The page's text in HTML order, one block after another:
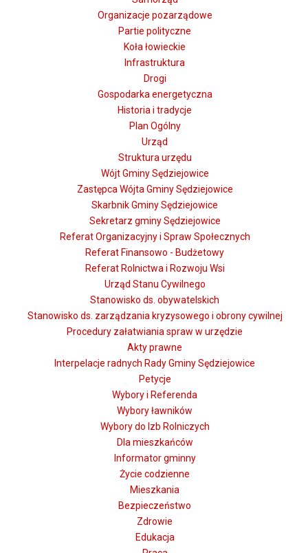
Organizacje pozarządowe
Partie polityczne
Koła łowieckie
Infrastruktura
Drogi
Gospodarka energetyczna
Historia i tradycje
Plan Ogólny
Urząd
Struktura urzędu
Wójt Gminy Sędziejowice
Zastępca Wójta Gminy Sędziejowice
Skarbnik Gminy Sędziejowice
Sekretarz gminy Sędziejowice
Referat Organizacyjny i Spraw Społecznych
Referat Finansowo - Budżetowy
Referat Rolnictwa i Rozwoju Wsi
Urząd Stanu Cywilnego
Stanowisko ds. obywatelskich
Stanowisko ds. zarządzania kryzysowego i obrony cywilnej
Procedury załatwiania spraw w urzędzie
Akty prawne
Interpelacje radnych Rady Gminy Sędziejowice
Petycje
Wybory i Referenda
Wybory ławników
Wybory do Izb Rolniczych
Dla mieszkańców
Informator gminny
Życie codzienne
Mieszkania
Bezpieczeństwo
Zdrowie
Edukacja